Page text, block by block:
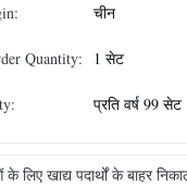
चीन
Quantity: 1 सेट
प्रति वर्ष 99 सेट
लिए खाद्य पदार्थों के बाहर